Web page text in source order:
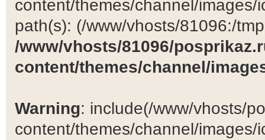
content/themes/channel/
path(s): (/www/vhosts/81096:/
/www/vhosts/81096/
content/themes/channel/
Warning: include(/www/vhosts/
content/themes/channel/